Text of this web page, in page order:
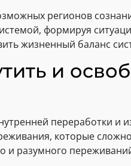
регионов
формируя
жизненный баланс
и
переработки и
которые
и разумного